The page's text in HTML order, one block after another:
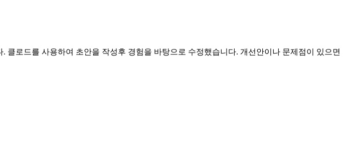
로드를 사용하여 초안을 작성후 경험을 바탕으로 수정했습니다. 개선안이나 문제점이 있으면